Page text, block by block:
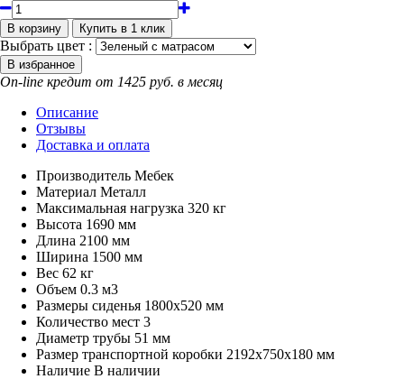
Выбрать цвет :
On-line кредит от 1425 руб. в месяц
Описание
Отзывы
Доставка и оплата
Производитель Мебек
Материал Металл
Максимальная нагрузка 320 кг
Высота 1690 мм
Длина 2100 мм
Ширина 1500 мм
Вес 62 кг
Объем 0.3 м3
Размеры сиденья 1800х520 мм
Количество мест 3
Диаметр трубы 51 мм
Размер транспортной коробки 2192х750х180 мм
Наличие В наличии